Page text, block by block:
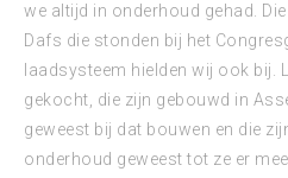
we altijd in onderhoud gehad.
Dafs die stonden bij het
laadsysteem hielden wij ook bij.
gekocht, die zijn gebouwd in
geweest bij dat bouwen en die
onderhoud geweest tot ze er